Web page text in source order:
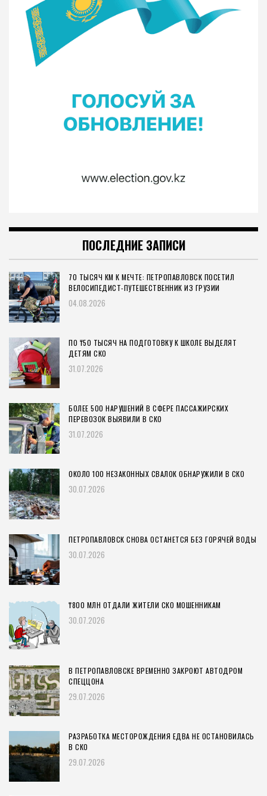
ПОСЛЕДНИЕ ЗАПИСИ
70 ТЫСЯЧ КМ К МЕЧТЕ: ПЕТРОПАВЛОВСК ПОСЕТИЛ
ВЕЛОСИПЕДИСТ-ПУТЕШЕСТВЕННИК ИЗ ГРУЗИИ
04.08.2026
ПО ₸50 ТЫСЯЧ НА ПОДГОТОВКУ К ШКОЛЕ ВЫДЕЛЯТ
ДЕТЯМ СКО
31.07.2026
БОЛЕЕ 500 НАРУШЕНИЙ В СФЕРЕ ПАССАЖИРСКИХ
ПЕРЕВОЗОК ВЫЯВИЛИ В СКО
31.07.2026
ОКОЛО 100 НЕЗАКОННЫХ СВАЛОК ОБНАРУЖИЛИ В СКО
30.07.2026
ПЕТРОПАВЛОВСК СНОВА ОСТАНЕТСЯ БЕЗ ГОРЯЧЕЙ ВОДЫ
30.07.2026
₸800 МЛН ОТДАЛИ ЖИТЕЛИ СКО МОШЕННИКАМ
30.07.2026
В ПЕТРОПАВЛОВСКЕ ВРЕМЕННО ЗАКРОЮТ АВТОДРОМ
СПЕЦЦОНА
29.07.2026
РАЗРАБОТКА МЕСТОРОЖДЕНИЯ ЕДВА НЕ ОСТАНОВИЛАСЬ
В СКО
29.07.2026